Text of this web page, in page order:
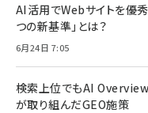
AI活用でWebサイトを優
つの新基準」とは？
6月24日 7:05
検索上位でもAI
が取り組んだGEO施策